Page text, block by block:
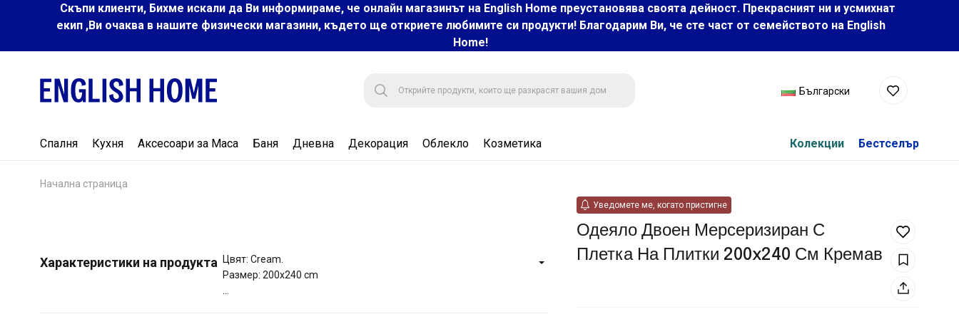
Скъпи клиенти, Бихме искали да Ви информираме, че онлайн магазинът на English Home преустановява своята дейност. Прекрасният ни и усмихнат
екип ,Ви очаква в нашите физически магазини, където ще откриете любимите си продукти! Благодарим Ви, че сте част от семейството на Еnglish
Home!
Български
Спалня Кухня Аксесоари за Маса Баня Дневна Декорация Облекло Козметика Колекции Бестселър
Начална страница
Характеристики на продукта
Цвят: Cream.
Размер: 200x240 cm
Уведомете ме, когато пристигне
Одеяло Двоен Мерсеризиран С
Плетка На Плитки 200x240 См Кремав